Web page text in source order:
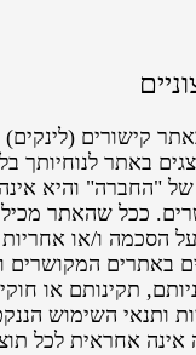
קישורים (לינקים)
באתר לנוחיותך
"החברה" והיא אינה
ככל שהאתר מכיל
הסכמה ו/או אחריות
באתרים המקושרים ו/
תקינותם או
ותנאי השימוש
אחראית לכל